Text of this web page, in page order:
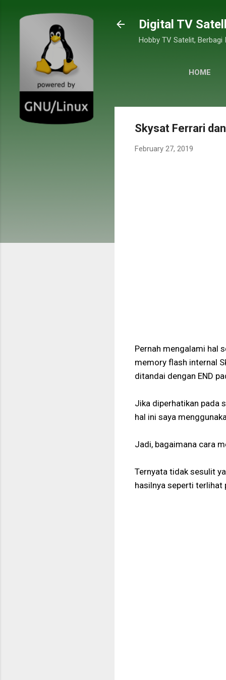
Digital TV
Hobby TV Satelit,
HOME
Skysat Ferrari
February 27, 2019
Pernah mengalami hal
memory flash internal
ditandai dengan END
Jika diperhatikan pada
hal ini saya
Jadi, bagaimana cara
Ternyata tidak sesulit
hasilnya seperti terlihat